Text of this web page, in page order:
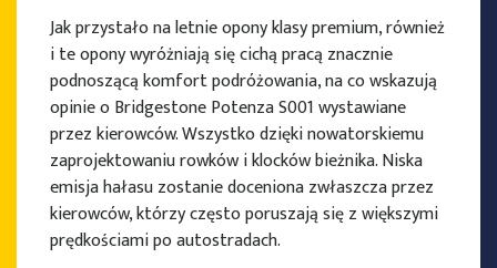
Jak przystało na letnie opony klasy premium, również
i te opony wyróżniają się cichą pracą znacznie
podnoszącą komfort podróżowania, na co wskazują
opinie o Bridgestone Potenza S001 wystawiane
przez kierowców. Wszystko dzięki nowatorskiemu
zaprojektowaniu rowków i klocków bieżnika. Niska
emisja hałasu zostanie doceniona zwłaszcza przez
kierowców, którzy często poruszają się z większymi
prędkościami po autostradach.